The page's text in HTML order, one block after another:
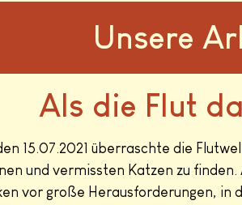
Unsere
Als die Flut
15.07.2021 überraschte die
und vermissten Katzen zu
vor große Herausforderungen, in